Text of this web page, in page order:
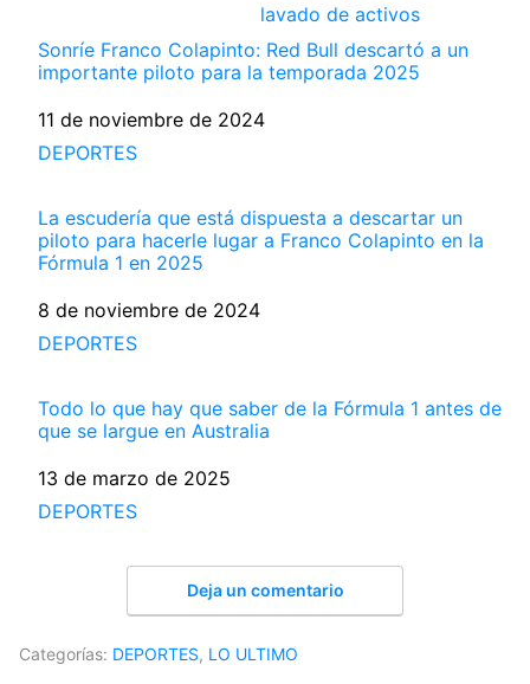
lavado de activos
Sonríe Franco Colapinto: Red Bull descartó a un
importante piloto para la temporada 2025
Fecha
11 de noviembre de 2024
Respecto a
DEPORTES
La escudería que está dispuesta a descartar un
piloto para hacerle lugar a Franco Colapinto en la
Fórmula 1 en 2025
Fecha
8 de noviembre de 2024
Respecto a
DEPORTES
Todo lo que hay que saber de la Fórmula 1 antes de
que se largue en Australia
Fecha
13 de marzo de 2025
Respecto a
DEPORTES
Deja un comentario
Categorías: DEPORTES, LO ULTIMO